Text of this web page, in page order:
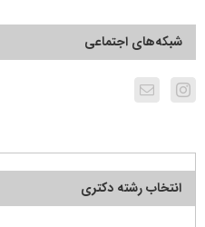
شبکه‌های اجتماعی
انتخاب رشته دکتری